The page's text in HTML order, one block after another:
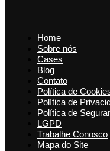
Home
Sobre nós
Cases
Blog
Contato
Política de
Política de
Política de
LGPD
Trabalhe Conosco
Mapa do Site